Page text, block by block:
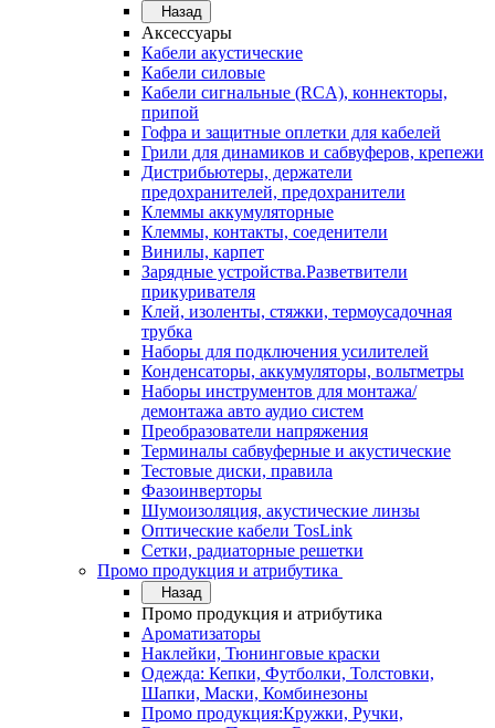
Назад
Аксессуары
Кабели акустические
Кабели силовые
Кабели сигнальные (RCA), коннекторы,
припой
Гофра и защитные оплетки для кабелей
Грили для динамиков и сабвуферов, крепежи
Дистрибьютеры, держатели
предохранителей, предохранители
Клеммы аккумуляторные
Клеммы, контакты, соеденители
Винилы, карпет
Зарядные устройства.Разветвители
прикуривателя
Клей, изоленты, стяжки, термоусадочная
трубка
Наборы для подключения усилителей
Конденсаторы, аккумуляторы, вольтметры
Наборы инструментов для монтажа/
демонтажа авто аудио систем
Преобразователи напряжения
Терминалы сабвуферные и акустические
Тестовые диски, правила
Фазоинверторы
Шумоизоляция, акустические линзы
Оптические кабели TosLink
Сетки, радиаторные решетки
Промо продукция и атрибутика
Назад
Промо продукция и атрибутика
Ароматизаторы
Наклейки, Тюнинговые краски
Одежда: Кепки, Футболки, Толстовки,
Шапки, Маски, Комбинезоны
Промо продукция:Кружки, Ручки,